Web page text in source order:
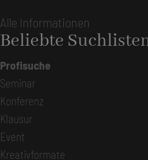
Alle Informationen
Beliebte
Profisuche
Seminar
Konferenz
Klausur
Event
Kreativformate